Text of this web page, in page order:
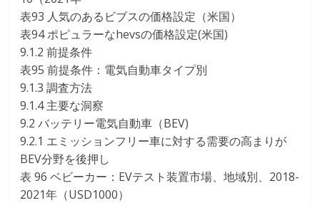
表93 人気のあるビブスの価格設定（米国）
表94 ポピュラーなhevsの価格設定(米国)
9.1.2 前提条件
表95 前提条件：電気自動車タイプ別
9.1.3 調査方法
9.1.4 主要な洞察
9.2 バッテリー電気自動車（BEV)
9.2.1 エミッションフリー車に対する需要の高まりが
BEV分野を後押し
表 96 ベビーカー：EVテスト装置市場、地域別、2018-
2021年（USD1000）